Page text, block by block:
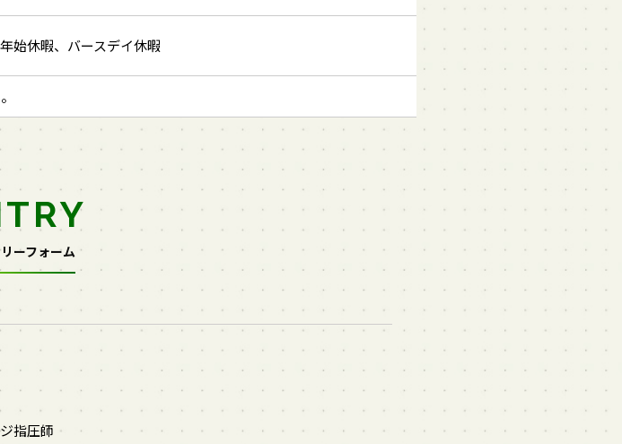
始休暇、バースデイ休暇
ーフォーム
指圧師